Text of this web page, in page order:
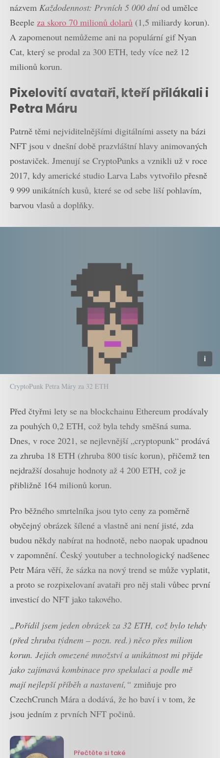
názvem Každodennost: Prvních 5 000 dníod umělce
Beeple za skoro 70 milionů dolarů (1,5 miliardy korun).
A zapomenout nemůžeme ani na populární gif Nyan
Cat, který se prodal za 300 ETH, tedy více než 12
milionů korun.
Pixelovití avataři, kteří přilákali i
Petra Máru
Patrně těmi nejviditelnějšími digitálními assety na bázi
NFT jsou v dnešní době prazvláštní hlavy animovaných
postaviček. Jmenují se CryptoPunks a vznikli už v roce
2017, kdy americké studio Larva Labs vytvořilo přesně
9 999 unikátních kusů, které se od sebe liší pohlavím,
barvou vlasů a doplňky.
CryptoPunk Petra Máry za 32 ETH
Před čtyřmi lety se na blockchainu Ethereum prodávaly
za pouhých 0,2 ETH, což byla tehdy směšná suma.
Dnes, v roce 2021, se nejlevnější „cryptopunk“ prodává
za zhruba 18 ETH (zhruba 800 tisíc korun), přičemž ten
nejdražší dosahuje hodnoty až 4 200 ETH, což je
přibližně 164 milionů korun.
Pro běžného smrtelníka jsou tyto ceny za poměrně
obyčejný obrázek šílené a vlastně ani není jisté, zda
budou někdy nabírat na hodnotě, nebo naopak upadnou
v zapomnění. Český youtuber a technologický nadšenec
Petr Mára věří, že sázka na nový trend se může vyplatit,
a proto se rozpixelovaní avataři pro něj stali vůbec první
investicí do NFT jako takového.
„Pořídil jsem jeden obrázek za 32 ETH, což bylo tehdy
(před zhruba týdnem – pozn. red.) něco přes milion
korun. Jejich omezené množství a unikátnost mi přijde
jako zajímavá kombinace pro spekulaci a podle mě
mají nejlepší příběh a nastavení,“ zmiňuje pro
CzechCrunch Mára a dodává, že ho baví i v tom, že
jsou jedním z prvních NFT počinů.
Přečtěte si také